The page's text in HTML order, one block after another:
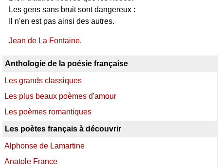
Les gens sans bruit sont dangereux :
Il n'en est pas ainsi des autres.
Jean de La Fontaine.
Anthologie de la poésie française
Les grands classiques
Les plus beaux poèmes d'amour
Les poèmes romantiques
Les poètes français à découvrir
Alphonse de Lamartine
Anatole France